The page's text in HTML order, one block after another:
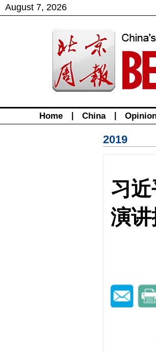
August 7, 2026
Home China
2019
习
演